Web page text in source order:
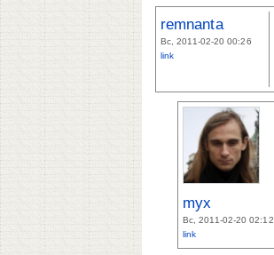
remnanta
Вс, 2011-02-20 00:26
link
myx
Вс, 2011-02-20 02:12
link